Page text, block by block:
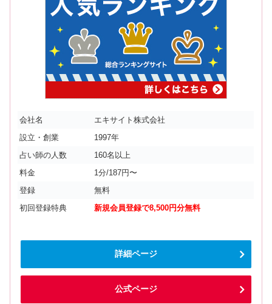
会社名
エキサイト株式会社
設立・創業
1997年
占い師の人数
160名以上
料金
1分/187円〜
登録
無料
初回登録特典
新規会員登録で8,500円分無料
詳細ページ
公式ページ